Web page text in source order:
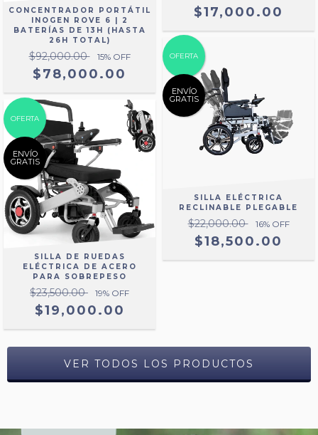
CONCENTRADOR PORTÁTIL
INOGEN ROVE 6 | 2
BATERÍAS DE 13H (HASTA
26H TOTAL)
$92,000.00 15% OFF
$78,000.00
$17,000.00
OFERTA
ENVÍO
GRATIS
SILLA DE RUEDAS
ELÉCTRICA DE ACERO
PARA SOBREPESO
$23,500.00 19% OFF
$19,000.00
OFERTA
ENVÍO
GRATIS
SILLA ELÉCTRICA
RECLINABLE PLEGABLE
$22,000.00 16% OFF
$18,500.00
VER TODOS LOS PRODUCTOS